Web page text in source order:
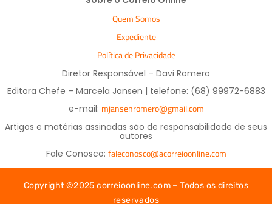
Quem Somos
Expediente
Política de Privacidade
Diretor Responsável – Davi Romero
Editora Chefe – Marcela Jansen | telefone: (68) 99972-6883
e-mail: mjansenromero@gmail.com
Artigos e matérias assinadas são de responsabilidade de seus
autores
Fale Conosco: faleconosco@acorreioonline.com
Copyright ©2025 correioonline.com – Todos os direitos
reservados